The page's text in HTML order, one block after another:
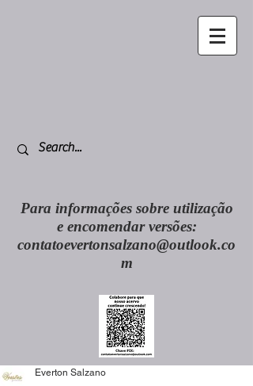
Para informações sobre utilização
e encomendar versões:
contatoevertonsalzano@outlook.co
m
Everton Salzano